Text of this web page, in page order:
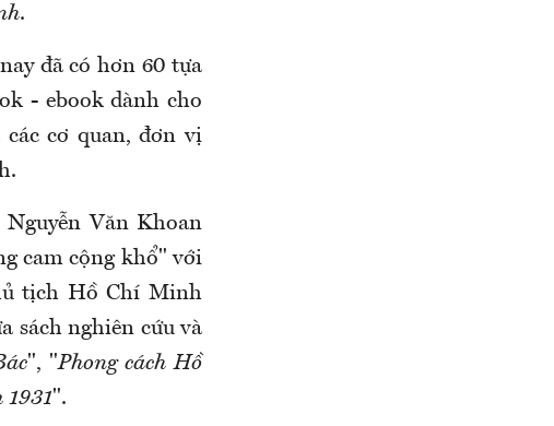
.
đã có hơn 60 tựa
- ebook dành cho
cơ quan, đơn vị
Văn Khoan
cam cộng khổ" với
tịch Hồ Chí Minh
sách nghiên cứu và
", "Phong cách Hồ
".